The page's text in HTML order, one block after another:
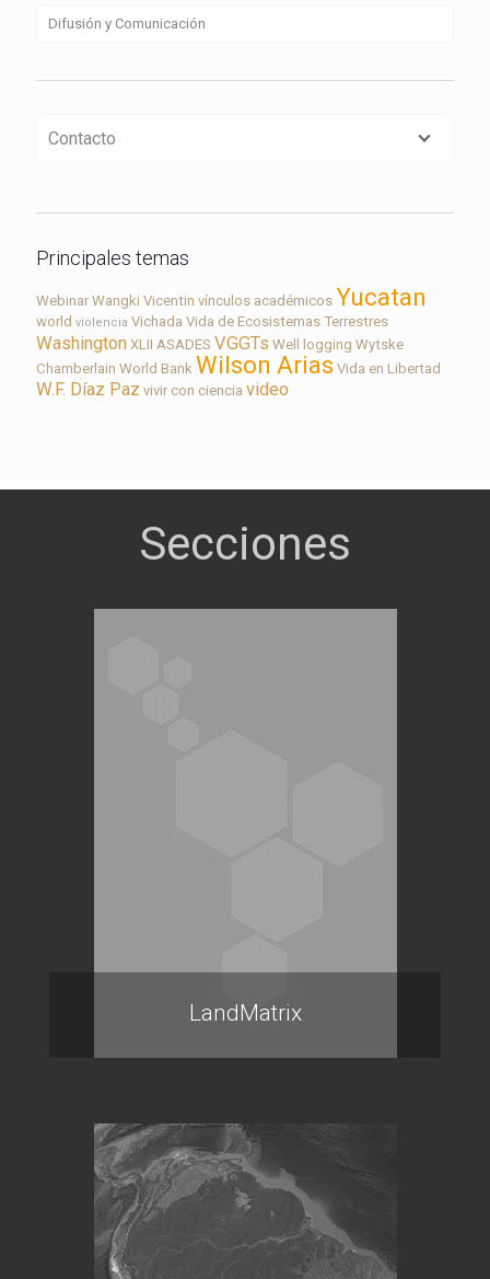
Difusión y Comunicación
Contacto
Principales temas
Webinar Wangki Vicentin vínculos académicos Yucatan
world violencia Vichada Vida de Ecosistemas Terrestres
Washington XLII ASADES VGGTs Well logging Wytske
Chamberlain World Bank Wilson Arias Vida en Libertad
W.F. Díaz Paz vivir con ciencia video
LandMatrix